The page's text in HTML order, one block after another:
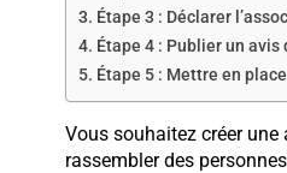
Étape 3 : Déclarer
Étape 4 : Publier un
Étape 5 : Mettre en
Vous souhaitez créer
rassembler des